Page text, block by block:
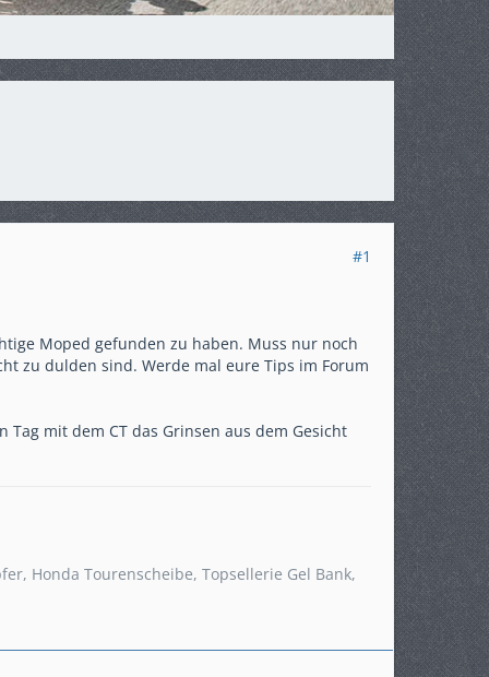
#1
Moped gefunden zu haben. Muss nur noch
zu dulden sind. Werde mal eure Tips im Forum
mit dem CT das Grinsen aus dem Gesicht
Honda Tourenscheibe, Topsellerie Gel Bank,